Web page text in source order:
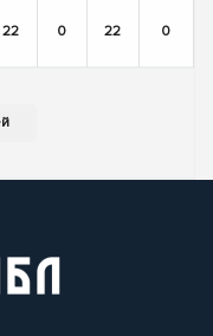
22 0 22 0